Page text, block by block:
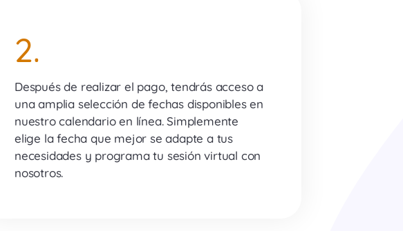
2.
Después de realizar el pago, tendrás acceso a
una amplia selección de fechas disponibles en
nuestro calendario en línea. Simplemente
elige la fecha que mejor se adapte a tus
necesidades y programa tu sesión virtual con
nosotros.